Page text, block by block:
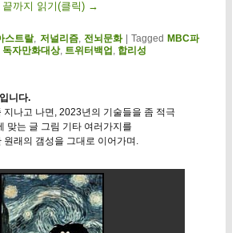
까지 읽기(클릭) →
스트랄, 저널리즘, 전뇌문화 |Tagged MBC파
독자만화대상, 트위터백업 합리성
니다.
지나고 나면, 2023년의 기술들을 좀 적극
맞는 글 그림 기타 여러가지를
래의 갬성을 그대로 이어가며.